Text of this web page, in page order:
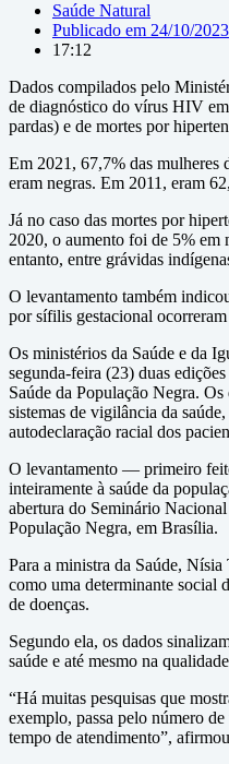
Saúde Natural
Publicado em 24/10/2023
17:12
Dados compilados pelo
de diagnóstico do vírus HIV em
pardas) e de mortes por
Em 2021, 67,7% das mulheres
eram negras. Em 2011, eram
Já no caso das mortes por
2020, o aumento foi de 5% em
entanto, entre grávidas
O levantamento também
por sífilis gestacional
Os ministérios da Saúde e da
segunda-feira (23) duas
Saúde da População Negra.
sistemas de vigilância da
autodeclaração racial dos
O levantamento — primeiro
inteiramente à saúde da
abertura do Seminário
População Negra, em Brasília.
Para a ministra da Saúde,
como uma determinante social
de doenças.
Segundo ela, os dados
saúde e até mesmo na
“Há muitas pesquisas que
exemplo, passa pelo número
tempo de atendimento”,